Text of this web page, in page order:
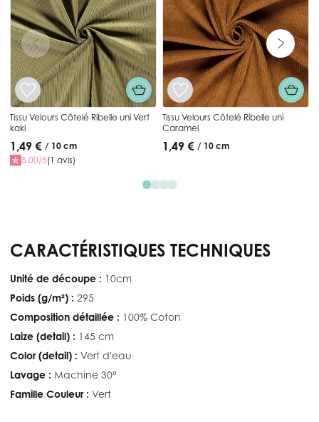
Tissu Velours Côtelé Ribelle uni Vert
kaki
1,49 € / 10 cm
5.00/5(1 avis)
Tissu Velours Côtelé Ribelle uni
Caramel
1,49 € / 10 cm
CARACTÉRISTIQUES TECHNIQUES
Unité de découpe : 10cm
Poids (g/m²) : 295
Composition détaillée : 100% Coton
Laize (detail) : 145 cm
Color (detail) : Vert d'eau
Lavage : Machine 30°
Famille Couleur : Vert